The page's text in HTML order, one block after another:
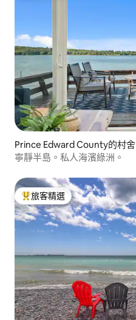
Prince Edward County的村舍
寧靜半島。私人海濱綠洲。
旅客精選榜首
旅客精選